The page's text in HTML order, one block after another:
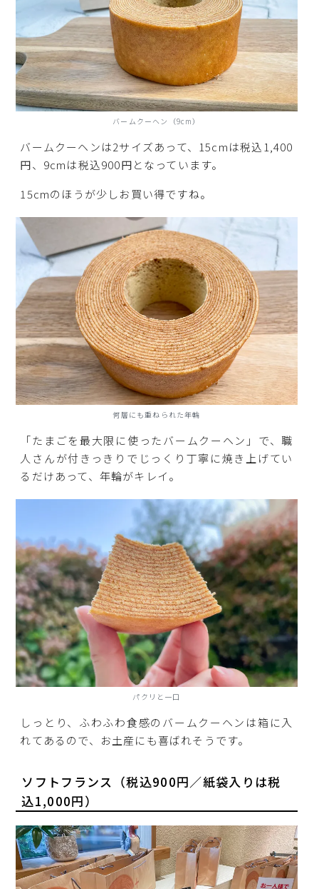
バームクーヘン（9cm）
バームクーヘンは2サイズあって、15cmは税込1,400
円、9cmは税込900円となっています。
15cmのほうが少しお買い得ですね。
何層にも重ねられた年輪
「たまごを最大限に使ったバームクーヘン」で、職
人さんが付きっきりでじっくり丁寧に焼き上げてい
るだけあって、年輪がキレイ。
パクリと一口
しっとり、ふわふわ食感のバームクーヘンは箱に入
れてあるので、お土産にも喜ばれそうです。
ソフトフランス（税込900円／紙袋入りは税
込1,000円）